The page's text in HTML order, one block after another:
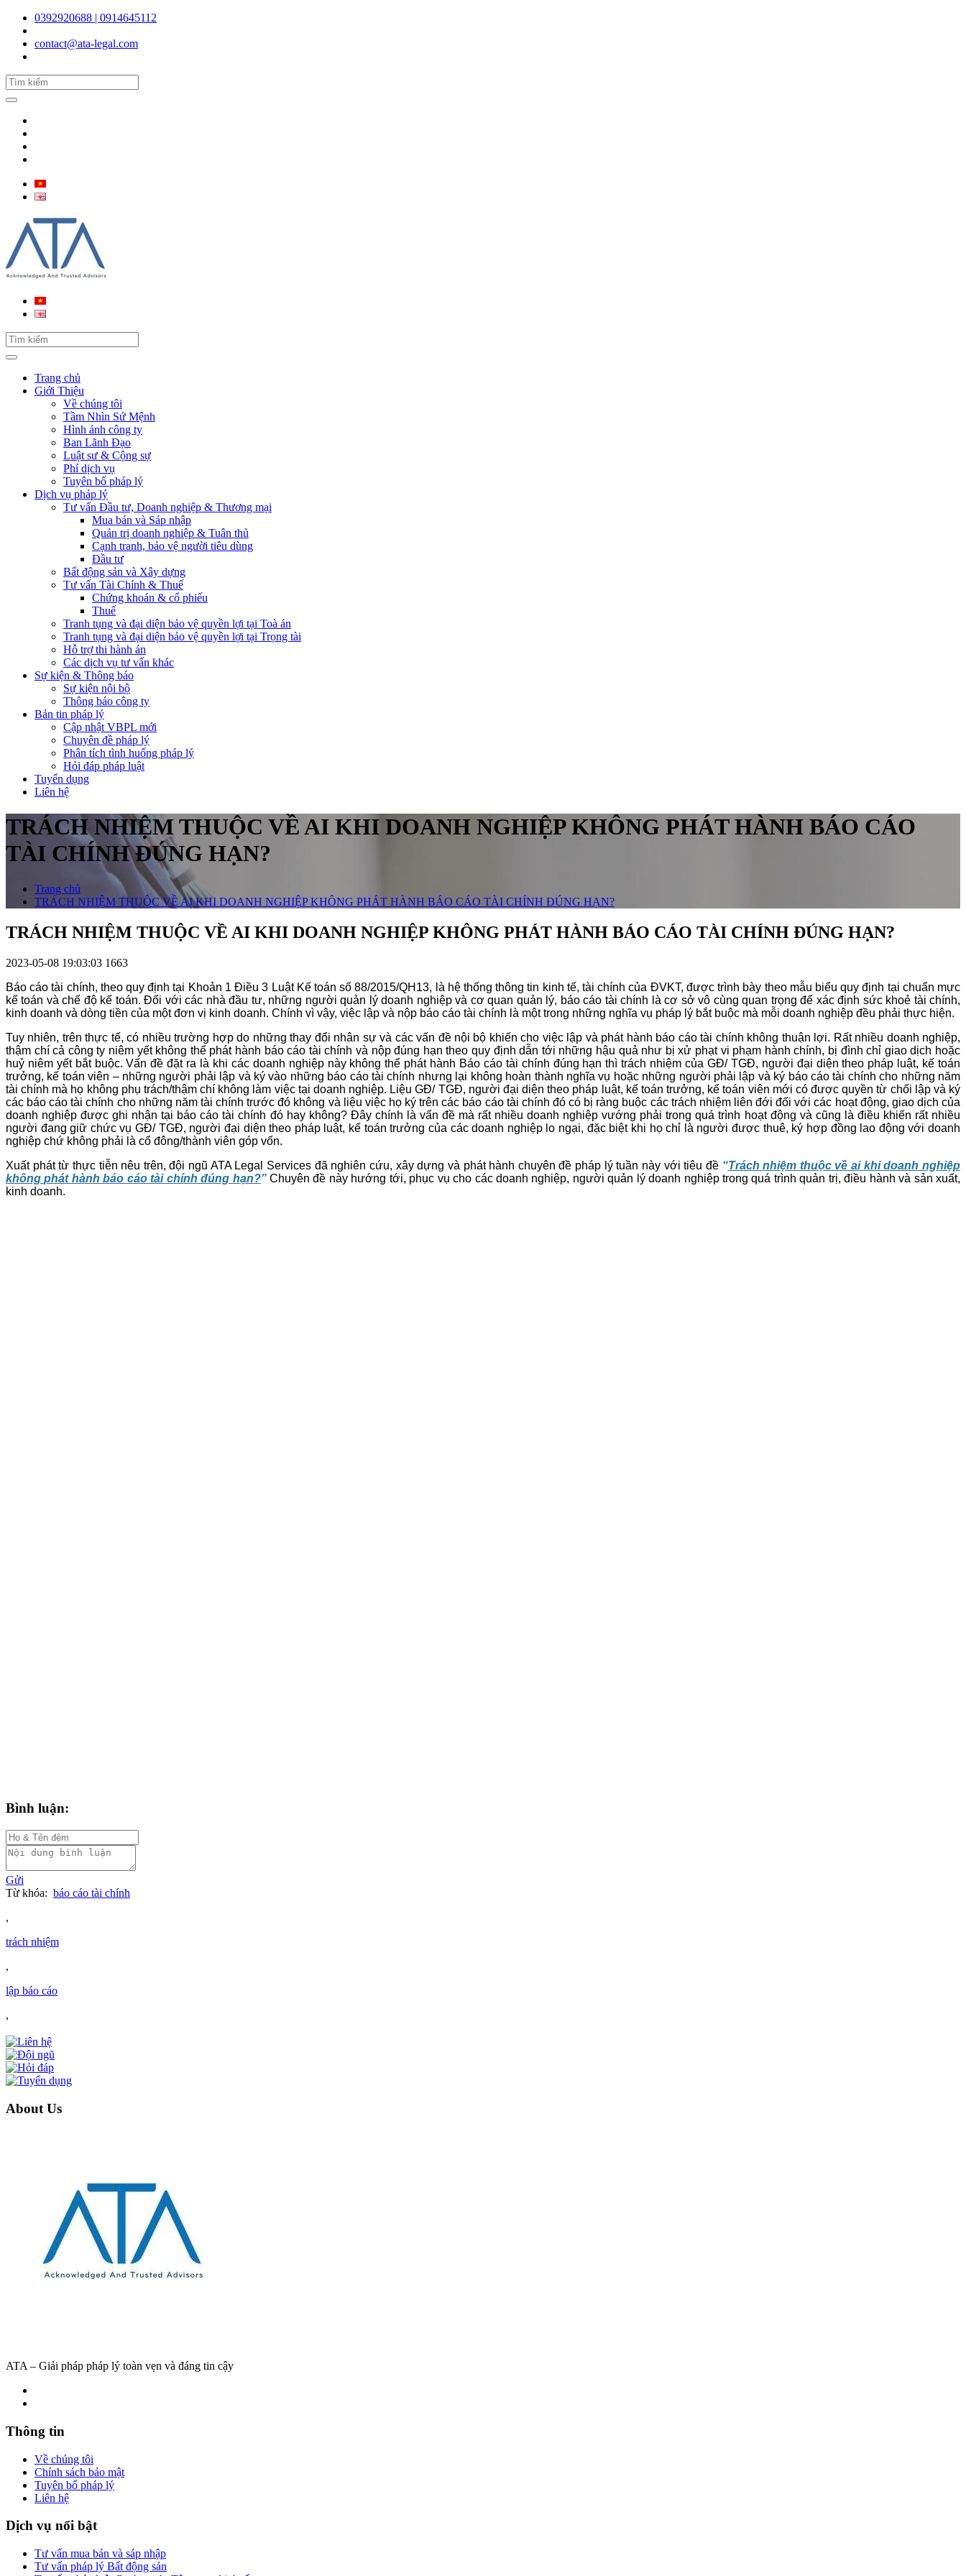
0392920688 | 0914645112
contact@ata-legal.com
Trang chủ
Giới Thiệu
Về chúng tôi
Tầm Nhìn Sứ Mệnh
Hình ảnh công ty
Ban Lãnh Đạo
Luật sư & Cộng sự
Phí dịch vụ
Tuyên bố pháp lý
Dịch vụ pháp lý
Tư vấn Đầu tư, Doanh nghiệp & Thương mại
Mua bán và Sáp nhập
Quản trị doanh nghiệp & Tuân thủ
Cạnh tranh, bảo vệ người tiêu dùng
Đầu tư
Bất động sản và Xây dựng
Tư vấn Tài Chính & Thuế
Chứng khoán & cổ phiếu
Thuế
Tranh tụng và đại diện bảo vệ quyền lợi tại Toà án
Tranh tụng và đại diện bảo vệ quyền lợi tại Trọng tài
Hỗ trợ thi hành án
Các dịch vụ tư vấn khác
Sự kiện & Thông báo
Sự kiện nội bộ
Thông báo công ty
Bản tin pháp lý
Cập nhật VBPL mới
Chuyên đề pháp lý
Phân tích tình huống pháp lý
Hỏi đáp pháp luật
Tuyển dụng
Liên hệ
TRÁCH NHIỆM THUỘC VỀ AI KHI DOANH NGHIỆP KHÔNG PHÁT HÀNH BÁO CÁO
TÀI CHÍNH ĐÚNG HẠN?
Trang chủ
TRÁCH NHIỆM THUỘC VỀ AI KHI DOANH NGHIỆP KHÔNG PHÁT HÀNH BÁO CÁO TÀI CHÍNH ĐÚNG HẠN?
TRÁCH NHIỆM THUỘC VỀ AI KHI DOANH NGHIỆP KHÔNG PHÁT HÀNH BÁO CÁO TÀI CHÍNH ĐÚNG HẠN?
2023-05-08 19:03:03 1663
Báo cáo tài chính, theo quy định tại Khoản 1 Điều 3 Luật Kế toán số 88/2015/QH13, là hệ thống thông tin kinh tế, tài chính của ĐVKT, được trình bày theo mẫu biểu quy định tại chuẩn mực
kế toán và chế độ kế toán. Đối với các nhà đầu tư, những người quản lý doanh nghiệp và cơ quan quản lý, báo cáo tài chính là cơ sở vô cùng quan trọng để xác định sức khoẻ tài chính,
kinh doanh và dòng tiền của một đơn vị kinh doanh. Chính vì vậy, việc lập và nộp báo cáo tài chính là một trong những nghĩa vụ pháp lý bắt buộc mà mỗi doanh nghiệp đều phải thực hiện.
Tuy nhiên, trên thực tế, có nhiều trường hợp do những thay đổi nhân sự và các vấn đề nội bộ khiến cho việc lập và phát hành báo cáo tài chính không thuận lợi. Rất nhiều doanh nghiệp,
thậm chí cả công ty niêm yết không thể phát hành báo cáo tài chính và nộp đúng hạn theo quy định dẫn tới những hậu quả như bị xử phạt vi phạm hành chính, bị đình chỉ giao dịch hoặc
huỷ niêm yết bắt buộc. Vấn đề đặt ra là khi các doanh nghiệp này không thể phát hành Báo cáo tài chính đúng hạn thì trách nhiệm của GĐ/ TGĐ, người đại diện theo pháp luật, kế toán
trưởng, kế toán viên – những người phải lập và ký vào những báo cáo tài chính nhưng lại không hoàn thành nghĩa vụ hoặc những người phải lập và ký báo cáo tài chính cho những năm
tài chính mà họ không phụ trách/thậm chí không làm việc tại doanh nghiệp. Liệu GĐ/ TGĐ, người đại diện theo pháp luật, kế toán trưởng, kế toán viên mới có được quyền từ chối lập và ký
các báo cáo tài chính cho những năm tài chính trước đó không và liệu việc họ ký trên các báo cáo tài chính đó có bị ràng buộc các trách nhiệm liên đới đối với các hoạt động, giao dịch của
doanh nghiệp được ghi nhận tại báo cáo tài chính đó hay không? Đây chính là vấn đề mà rất nhiều doanh nghiệp vướng phải trong quá trình hoạt động và cũng là điều khiến rất nhiều
người đang giữ chức vụ GĐ/ TGĐ, người đại diện theo pháp luật, kế toán trưởng của các doanh nghiệp lo ngại, đặc biệt khi họ chỉ là người được thuê, ký hợp đồng lao động với doanh
nghiệp chứ không phải là cổ đông/thành viên góp vốn.
Xuất phát từ thực tiễn nêu trên, đội ngũ ATA Legal Services đã nghiên cứu, xây dựng và phát hành chuyên đề pháp lý tuần này với tiêu đề “Trách nhiệm thuộc về ai khi doanh nghiệp
không phát hành báo cáo tài chính đúng hạn?”Chuyên đề này hướng tới, phục vụ cho các doanh nghiệp, người quản lý doanh nghiệp trong quá trình quản trị, điều hành và sản xuất,
kinh doanh.
Bình luận:
Gửi
Từ khóa: báo cáo tài chính
,
trách nhiệm
,
lập báo cáo
,
About Us
ATA – Giải pháp pháp lý toàn vẹn và đáng tin cậy
Thông tin
Về chúng tôi
Chính sách bảo mật
Tuyên bố pháp lý
Liên hệ
Dịch vụ nổi bật
Tư vấn mua bán và sáp nhập
Tư vấn pháp lý Bất động sản